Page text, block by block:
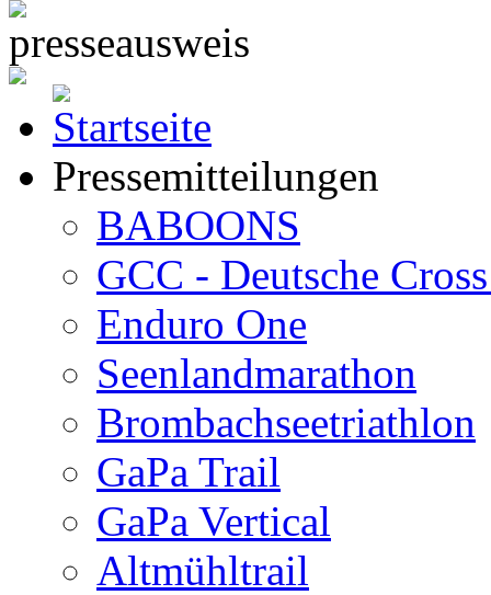
Pressemitteilungen
BABOONS
GCC - Deutsche
Enduro One
Seenlandmarathon
Brombachseetriathlon
GaPa Trail
GaPa Vertical
Altmühltrail